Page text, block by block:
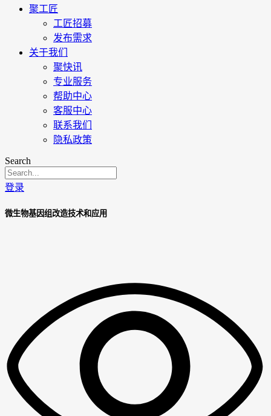
聚工匠
工匠招募
发布需求
关于我们
聚快讯
专业服务
帮助中心
客服中心
联系我们
隐私政策
Search
登录
微生物基因组改造技术和应用